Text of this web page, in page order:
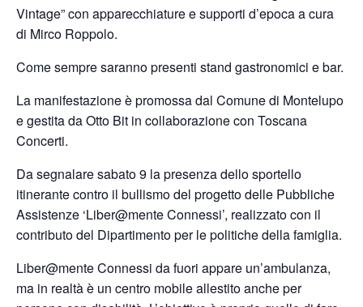
Vintage” con apparecchiature e supporti d’epoca a cura
di Mirco Roppolo.
Come sempre saranno presenti stand gastronomici e bar.
La manifestazione è promossa dal Comune di Montelupo
e gestita da Otto Bit in collaborazione con Toscana
Concerti.
Da segnalare sabato 9 la presenza dello sportello
itinerante contro il bullismo del progetto delle Pubbliche
Assistenze ‘Liber@mente Connessi’, realizzato con il
contributo del Dipartimento per le politiche della famiglia.
Liber@mente Connessi da fuori appare un’ambulanza,
ma in realtà è un centro mobile allestito anche per